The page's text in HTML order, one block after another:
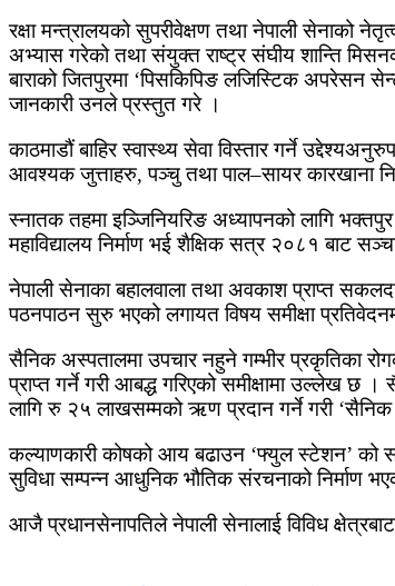
रक्षा मन्त्रालयको सुपरीवेक्षण तथा नेपाली सेनाको
अभ्यास गरेको तथा संयुक्त राष्ट्र संघीय शान्ति
बाराको जितपुरमा ‘पिसकिपिङ लजिस्टिक अपरेसन
जानकारी उनले प्रस्तुत गरे ।
काठमाडौं बाहिर स्वास्थ्य सेवा विस्तार गर्ने
आवश्यक जुत्ताहरु, पञ्चु तथा पाल–सायर कारखाना
स्नातक तहमा इञ्जिनियरिङ अध्यापनको लागि
महाविद्यालय निर्माण भई शैक्षिक सत्र २०८१ बाट
नेपाली सेनाका बहालवाला तथा अवकाश प्राप्त
पठनपाठन सुरु भएको लगायत विषय समीक्षा
सैनिक अस्पतालमा उपचार नहुने गम्भीर प्रकृतिका
प्राप्त गर्ने गरी आबद्ध गरिएको समीक्षामा उल्लेख छ
लागि रु २५ लाखसम्मको ऋण प्रदान गर्ने गरी ‘सैनिक
कल्याणकारी कोषको आय बढाउन ‘फ्युल स्टेशन’ को
सुविधा सम्पन्न आधुनिक भौतिक संरचनाको निर्माण
आजै प्रधानसेनापतिले नेपाली सेनालाई विविध